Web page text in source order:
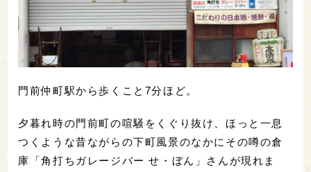
門前仲町駅から歩くこと7分ほど。
夕暮れ時の門前町の喧騒をくぐり抜け、ほっと一息
つくような昔ながらの下町風景のなかにその噂の倉
庫「角打ちガレージバー せ・ぼん」さんが現れま